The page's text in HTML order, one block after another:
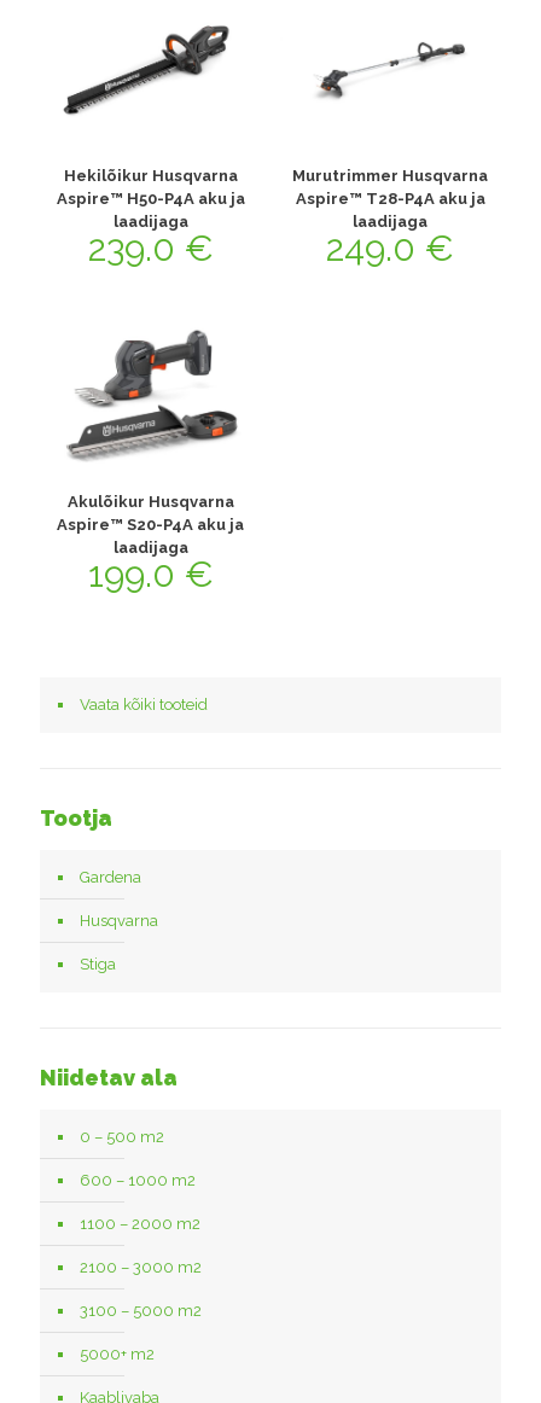
Hekilõikur Husqvarna
Aspire™ H50-P4A aku ja
laadijaga
239.0 €
Murutrimmer Husqvarna
Aspire™ T28-P4A aku ja
laadijaga
249.0 €
Akulõikur Husqvarna
Aspire™ S20-P4A aku ja
laadijaga
199.0 €
Vaata kõiki tooteid
Tootja
Gardena
Husqvarna
Stiga
Niidetav ala
0 – 500 m2
600 – 1000 m2
1100 – 2000 m2
2100 – 3000 m2
3100 – 5000 m2
5000+ m2
Kaablivaba